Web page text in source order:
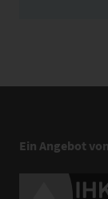
Ein Angebot von